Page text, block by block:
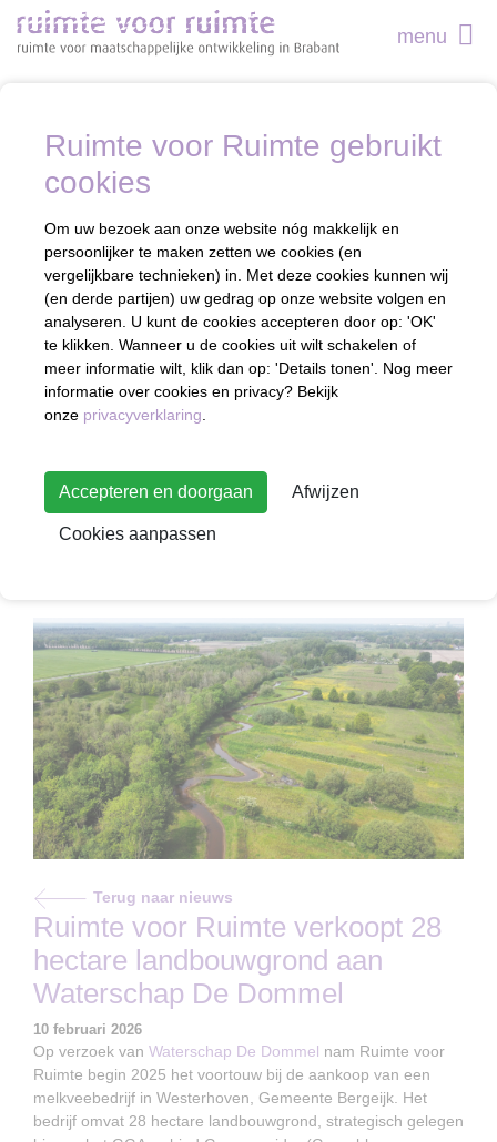
Ruimte voor Ruimte gebruikt
cookies
Om uw bezoek aan onze website nóg makkelijk en
persoonlijker te maken zetten we cookies (en
vergelijkbare technieken) in. Met deze cookies kunnen wij
(en derde partijen) uw gedrag op onze website volgen en
analyseren. U kunt de cookies accepteren door op: 'OK'
te klikken. Wanneer u de cookies uit wilt schakelen of
meer informatie wilt, klik dan op: 'Details tonen'. Nog meer
informatie over cookies en privacy? Bekijk
onze privacyverklaring
Accepteren en doorgaan Afwijzen
Cookies aanpassen
menu
Terug naar nieuws
Ruimte voor Ruimte verkoopt 28
hectare landbouwgrond aan
Waterschap De Dommel
10 februari 2026
Op verzoek van Waterschap De Dommel nam Ruimte voor
Ruimte begin 2025 het voortouw bij de aankoop van een
melkveebedrijf in Westerhoven, Gemeente Bergeijk. Het
bedrijf omvat 28 hectare landbouwgrond, strategisch gelegen